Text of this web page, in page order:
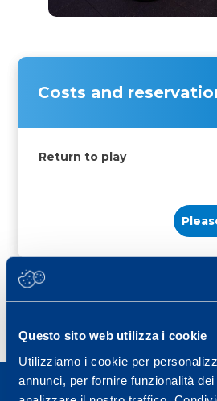
Questo sito web utilizza i cookie
Utilizziamo i cookie per
annunci, per fornire funzionalità
Costs and
Return to play